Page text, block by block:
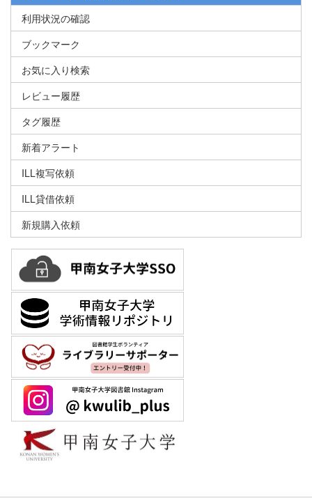
利用状況の確認
ブックマーク
お気に入り検索
レビュー履歴
タグ履歴
新着アラート
ILL複写依頼
ILL貸借依頼
新規購入依頼